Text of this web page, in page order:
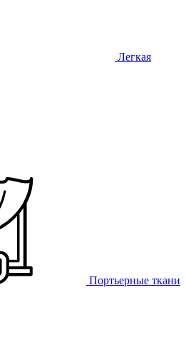
Легкая
Портьерные ткани